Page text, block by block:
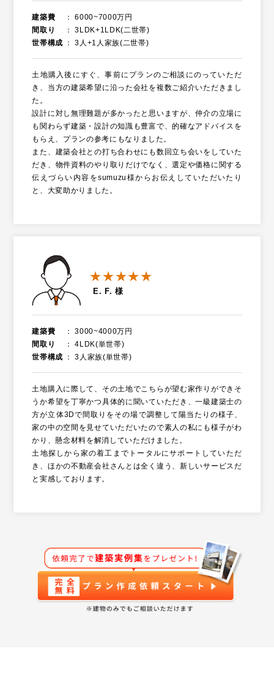
建築費
6000~7000万円
間取り
3LDK+1LDK(二世帯)
世帯構成
3人+1人家族(二世帯)
土地購入後にすぐ、事前にプランのご相談にのっていただ
き、当方の建築希望に沿った会社を複数ご紹介いただきまし
た。
設計に対し無理難題が多かったと思いますが、仲介の立場に
も関わらず建築・設計の知識も豊富で、的確なアドバイスを
もらえ、プランの参考にもなりました。
また、建築会社との打ち合わせにも数回立ち会いをしていた
だき、物件資料のやり取りだけでなく、選定や価格に関する
伝えづらい内容をsumuzu様からお伝えしていただいたり
と、大変助かりました。
★★★★★
E. F. 様
建築費
3000~4000万円
間取り
4LDK(単世帯)
世帯構成
3人家族(単世帯)
土地購入に際して、その土地でこちらが望む家作りができそ
うか希望を丁寧かつ具体的に聞いていただき、一級建築士の
方が立体3Dで間取りをその場で調整して陽当たりの様子、
家の中の空間を見せていただいたので素人の私にも様子がわ
かり、懸念材料を解消していただけました。
土地探しから家の着工までトータルにサポートしていただ
き、ほかの不動産会社さんとは全く違う、新しいサービスだ
と実感しております。